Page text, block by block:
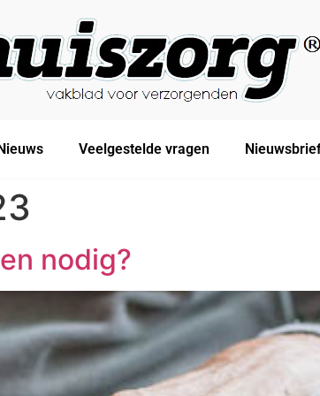
Veelgestelde vragen
nodig?